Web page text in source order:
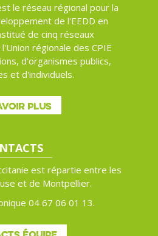
le réseau régional pour la
de l'EEDD en
de cinq réseaux
régionale des CPIE
d'organismes publics,
et d'individuels.
PLUS
est répartie entre les
et de Montpellier.
04 67 06 01 13.